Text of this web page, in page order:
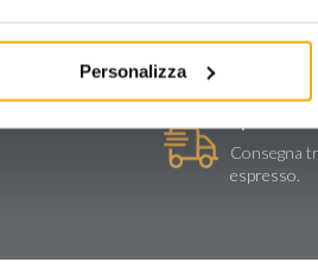
Personalizza
Consegna
espresso.